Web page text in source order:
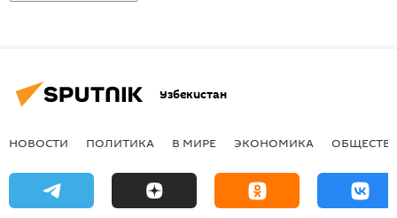
Узбекистан
НОВОСТИ ПОЛИТИКА В МИРЕ ЭКОНОМИКА